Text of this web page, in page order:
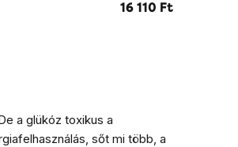
16 110 Ft
a glükóz toxikus a
sőt mi több, a